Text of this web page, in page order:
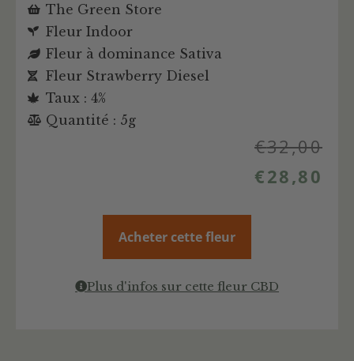
The Green Store
Fleur Indoor
Fleur à dominance Sativa
Fleur Strawberry Diesel
Taux : 4%
Quantité : 5g
€32,00
€28,80
Acheter cette fleur
Plus d'infos sur cette fleur CBD